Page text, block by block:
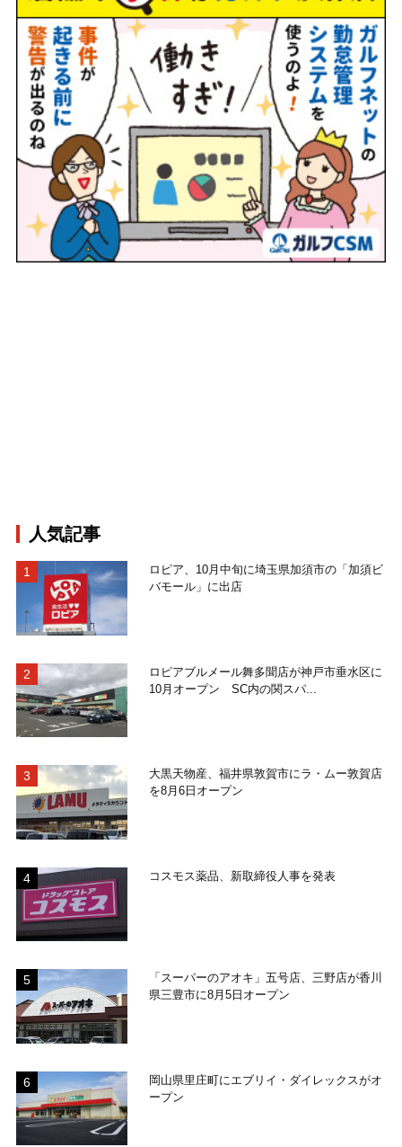
人気記事
ロピア、10月中旬に埼玉県加須市の「加須ビ
バモール」に出店
ロピアブルメール舞多聞店が神戸市垂水区に
10月オープン SC内の関スパ...
大黒天物産、福井県敦賀市にラ・ムー敦賀店
を8月6日オープン
コスモス薬品、新取締役人事を発表
「スーパーのアオキ」五号店、三野店が香川
県三豊市に8月5日オープン
岡山県里庄町にエブリイ・ダイレックスがオ
ープン